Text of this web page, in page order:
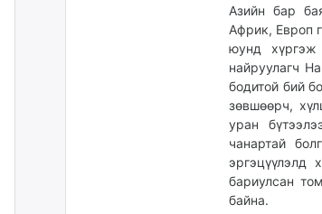
Азийн бар
Африк, Европ
юунд хүргэж
найруулагч
бодитой бий
зөвшөөрч,
уран
чанартай
эргэцүүлэлд
бариулсан
байна.